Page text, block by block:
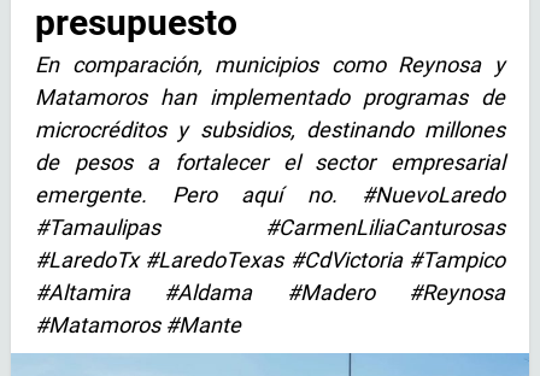
presupuesto
En comparación, municipios como Reynosa y
Matamoros han implementado programas de
microcréditos y subsidios, destinando millones
de pesos a fortalecer el sector empresarial
emergente. Pero aquí no. #NuevoLaredo
#Tamaulipas #CarmenLiliaCanturosas
#LaredoTx #LaredoTexas #CdVictoria #Tampico
#Altamira #Aldama #Madero #Reynosa
#Matamoros #Mante